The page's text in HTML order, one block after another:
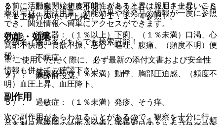
２）． 肝臓：（頻度不明）ＡＳＴ上昇、ＡＬＴ上昇、γ−Ｇ
ＴＰ上昇、Ａｌ−Ｐ上昇。
３）． 消化器：（１％以上）下痢、（１％未満）口渇、心
窩部不快感、食欲不振、悪心・嘔吐、腹痛、（頻度不明）便
秘。
４）． 循環器：（１％未満）動悸、胸部圧迫感、（頻度不
明）血圧上昇、血圧降下。
５）． 過敏症：（１％未満）発疹、そう痒。
６）． 骨格筋：（１％以上）倦怠感（１１．１％）、（頻
る前に活動を開始する可能性があるときは服用させないこと
〔１．警告の項、７．１、１１．１．４参照〕。
効能・効果
１）． 不眠症。
２）． 麻酔前投薬。
副作用
次の副作用があらわれることがあるので、観察を十分に行
薬剤写真、用法用量、効能効果や後発品の情報が一度に参照
でき、関連情報へ簡単にアクセスができます。
一般名、製品名どちらでも検索可能！
※ ご使用いただく際に、必ず最新の添付文書および安全性
情報も併せてご確認下さい。